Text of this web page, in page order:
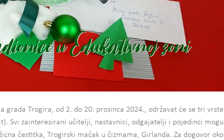
grada Trogira, od 2. do 20. prosinca 2024., održavat će se tri vrste
Svi zainteresirani učitelji, nastavnici, odgajatelji i pojedinci mogu
čestitka, Trogirski mačak u čizmama, Girlanda. Za dogovor oko